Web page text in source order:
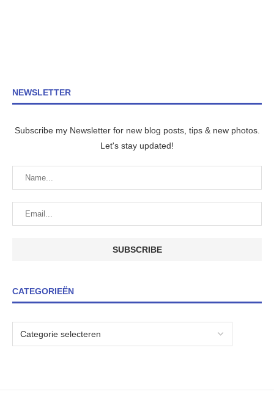
NEWSLETTER
Subscribe my Newsletter for new blog posts, tips & new photos.
Let's stay updated!
CATEGORIEËN